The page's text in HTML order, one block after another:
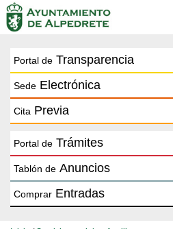
Portal de Transparencia
Sede Electrónica
Cita Previa
Portal de Trámites
Tablón de Anuncios
Comprar Entradas